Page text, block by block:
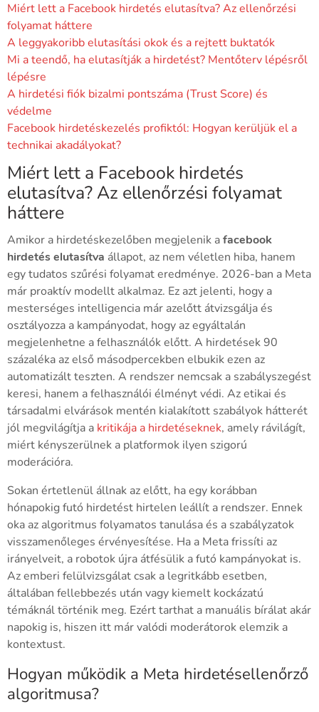
Miért lett a Facebook hirdetés elutasítva? Az ellenőrzési
folyamat háttere
A leggyakoribb elutasítási okok és a rejtett buktatók
Mi a teendő, ha elutasítják a hirdetést? Mentőterv lépésről
lépésre
A hirdetési fiók bizalmi pontszáma (Trust Score) és
védelme
Facebook hirdetéskezelés profiktól: Hogyan kerüljük el a
technikai akadályokat?
Miért lett a Facebook hirdetés
elutasítva? Az ellenőrzési folyamat
háttere
Amikor a hirdetéskezelőben megjelenik afacebook
hirdetés elutasítva állapot, az nem véletlen hiba, hanem
egy tudatos szűrési folyamat eredménye. 2026-ban a Meta
már proaktív modellt alkalmaz. Ez azt jelenti, hogy a
mesterséges intelligencia már azelőtt átvizsgálja és
osztályozza a kampányodat, hogy az egyáltalán
megjelenhetne a felhasználók előtt. A hirdetések 90
százaléka az első másodpercekben elbukik ezen az
automatizált teszten. A rendszer nemcsak a szabályszegést
keresi, hanem a felhasználói élményt védi. Az etikai és
társadalmi elvárások mentén kialakított szabályok hátterét
jól megvilágítja a kritikája a hirdetéseknek, amely rávilágít,
miért kényszerülnek a platformok ilyen szigorú
moderációra.
Sokan értetlenül állnak az előtt, ha egy korábban
hónapokig futó hirdetést hirtelen leállít a rendszer. Ennek
oka az algoritmus folyamatos tanulása és a szabályzatok
visszamenőleges érvényesítése. Ha a Meta frissíti az
irányelveit, a robotok újra átfésülik a futó kampányokat is.
Az emberi felülvizsgálat csak a legritkább esetben,
általában fellebbezés után vagy kiemelt kockázatú
témáknál történik meg. Ezért tarthat a manuális bírálat akár
napokig is, hiszen itt már valódi moderátorok elemzik a
kontextust.
Hogyan működik a Meta hirdetésellenőrző
algoritmusa?